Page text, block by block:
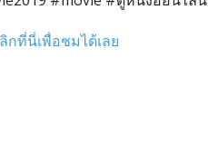
กที่นี่เพื่อชมได้เลย